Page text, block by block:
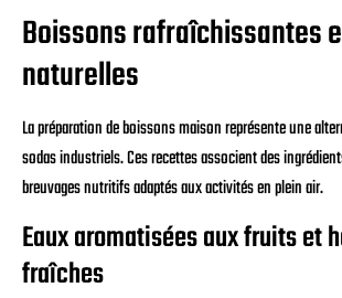
Boissons rafraîchissantes
naturelles
La préparation de boissons maison représente une
sodas industriels. Ces recettes associent des
breuvages nutritifs adaptés aux activités en plein air.
Eaux aromatisées aux fruits et
fraîches